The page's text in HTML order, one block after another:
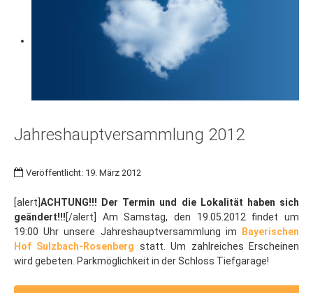
Jahreshauptversammlung 2012
Veröffentlicht: 19. März 2012
[alert] ACHTUNG!!! Der Termin und die Lokalität haben sich
geändert!!![/alert] Am Samstag, den 19.05.2012 findet um
19:00 Uhr unsere Jahreshauptversammlung im
Bayerischen
Hof Sulzbach-Rosenberg statt. Um zahlreiches Erscheinen
wird gebeten. Parkmöglichkeit in der Schloss Tiefgarage!